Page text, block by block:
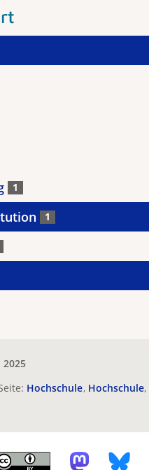
1
1
2025
Hochschule Hochschule